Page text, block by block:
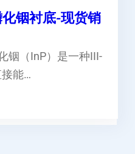
铟衬底-现货销
铟（InP）是一种III-
能…